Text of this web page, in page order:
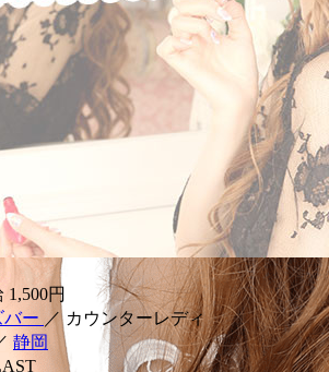
1,500円
バー ／ カウンターレディ
静岡